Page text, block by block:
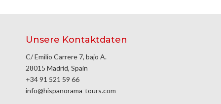
Unsere Kontaktdaten
C/ Emilio Carrere 7, bajo A.
28015 Madrid, Spain
+34 91 521 59 66
info@hispanorama-tours.com